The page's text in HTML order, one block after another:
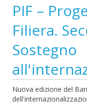
PIF –
Filiera.
Sostegno
Nuova edizione del